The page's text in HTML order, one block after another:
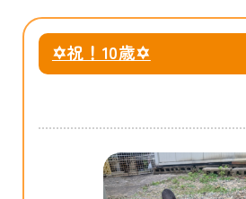
✡祝！10歳✡